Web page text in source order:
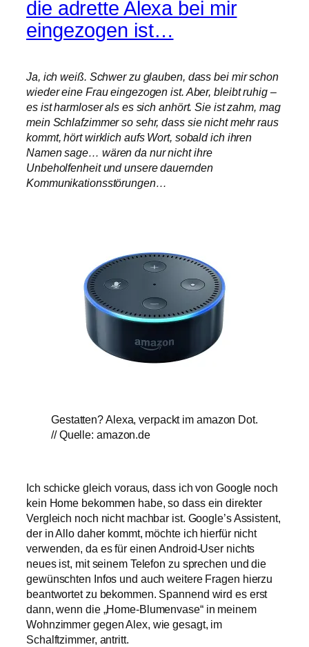
die adrette Alexa bei mir
eingezogen ist…
Ja, ich weiß. Schwer zu glauben, dass bei mir schon
wieder eine Frau eingezogen ist. Aber, bleibt ruhig –
es ist harmloser als es sich anhört. Sie ist zahm, mag
mein Schlafzimmer so sehr, dass sie nicht mehr raus
kommt, hört wirklich aufs Wort, sobald ich ihren
Namen sage… wären da nur nicht ihre
Unbeholfenheit und unsere dauernden
Kommunikationsstörungen…
Gestatten? Alexa, verpackt im amazon Dot.
// Quelle: amazon.de
Ich schicke gleich voraus, dass ich von Google noch
kein Home bekommen habe, so dass ein direkter
Vergleich noch nicht machbar ist. Google’s Assistent,
der in Allo daher kommt, möchte ich hierfür nicht
verwenden, da es für einen Android-User nichts
neues ist, mit seinem Telefon zu sprechen und die
gewünschten Infos und auch weitere Fragen hierzu
beantwortet zu bekommen. Spannend wird es erst
dann, wenn die „Home-Blumenvase“ in meinem
Wohnzimmer gegen Alex, wie gesagt, im
Schalftzimmer, antritt.